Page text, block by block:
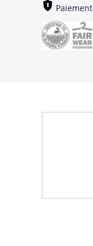
Paiement